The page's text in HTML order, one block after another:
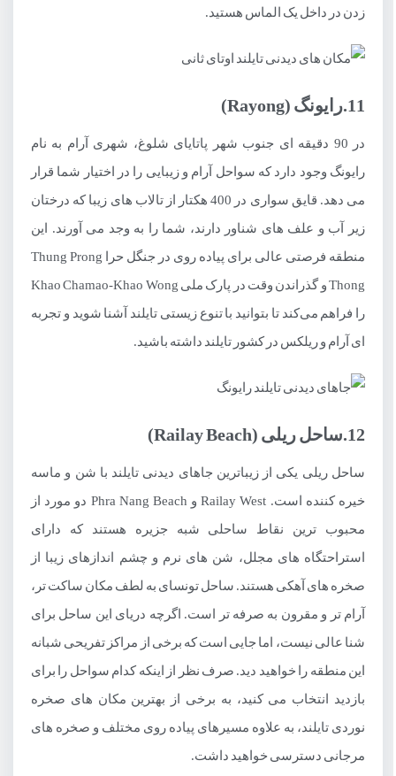
زدن در داخل یک الماس هستید.
11.رایونگ (Rayong)
در 90 دقیقه ای جنوب شهر پاتایای شلوغ، شهری آرام به نام
رایونگ وجود دارد که سواحل آرام و زیبایی را در اختیار شما قرار
می دهد. قایق سواری در 400 هکتار از تالاب های زیبا که درختان
زیر آب و علف های شناور دارند، شما را به وجد می آورند. این
منطقه فرصتی عالی برای پیاده روی در جنگل حرا Thung Prong
Thong و گذراندن وقت در پارک ملی Khao Chamao-Khao Wong
را فراهم می‌کند تا بتوانید با تنوع زیستی تایلند آشنا شوید و تجربه
ای آرام و ریلکس در کشور تایلند داشته باشید.
12.ساحل ریلی (Railay Beach)
ساحل ریلی یکی از زیباترین جاهای دیدنی تایلند با شن و ماسه
خیره کننده است. Railay West و Phra Nang Beach دو مورد از
محبوب ترین نقاط ساحلی شبه جزیره هستند که دارای
استراحتگاه های مجلل، شن های نرم و چشم اندازهای زیبا از
صخره های آهکی هستند. ساحل تونسای به لطف مکان ساکت تر،
آرام تر و مقرون به صرفه تر است. اگرچه دریای این ساحل برای
شنا عالی نیست، اما جایی است که برخی از مراکز تفریحی شبانه
این منطقه را خواهید دید. صرف نظر از اینکه کدام سواحل را برای
بازدید انتخاب می کنید، به برخی از بهترین مکان های صخره
نوردی تایلند، به علاوه مسیرهای پیاده روی مختلف و صخره های
مرجانی دسترسی خواهید داشت.